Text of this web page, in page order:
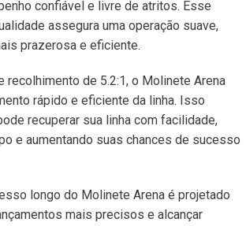
confiável e livre de atritos. Esse
assegura uma operação suave,
prazerosa e eficiente.
recolhimento de 5.2:1, o Molinete Arena
rápido e eficiente da linha. Isso
recuperar sua linha com facilidade,
e aumentando suas chances de sucesso
longo do Molinete Arena é projetado
mais precisos e alcançar